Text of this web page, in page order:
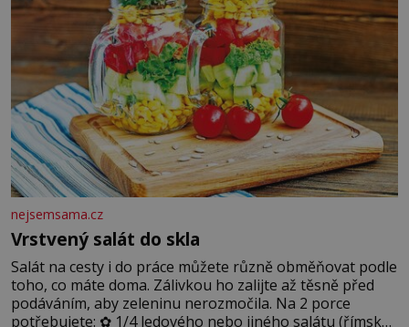
nejsemsama.cz
Vrstvený salát do skla
Salát na cesty i do práce můžete různě obměňovat podle
toho, co máte doma. Zálivkou ho zalijte až těsně před
podáváním, aby zeleninu nerozmočila. Na 2 porce
potřebujete: ✿ 1/4 ledového nebo jiného salátu (římský